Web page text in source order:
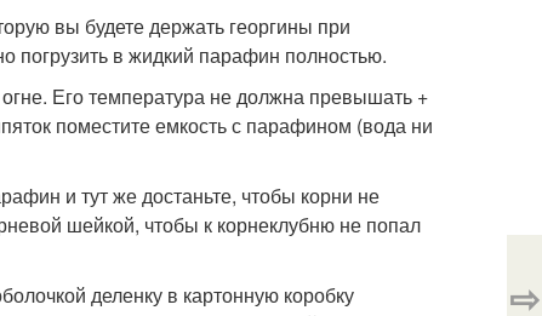
вы будете держать георгины при
погрузить в жидкий парафин полностью.
Его температура не должна превышать +
поместите емкость с парафином (вода ни
и тут же достаньте, чтобы корни не
шейкой, чтобы к корнеклубню не попал
деленку в картонную коробку
⇨